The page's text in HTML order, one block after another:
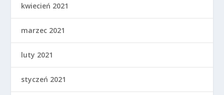
kwiecień 2021
marzec 2021
luty 2021
styczeń 2021